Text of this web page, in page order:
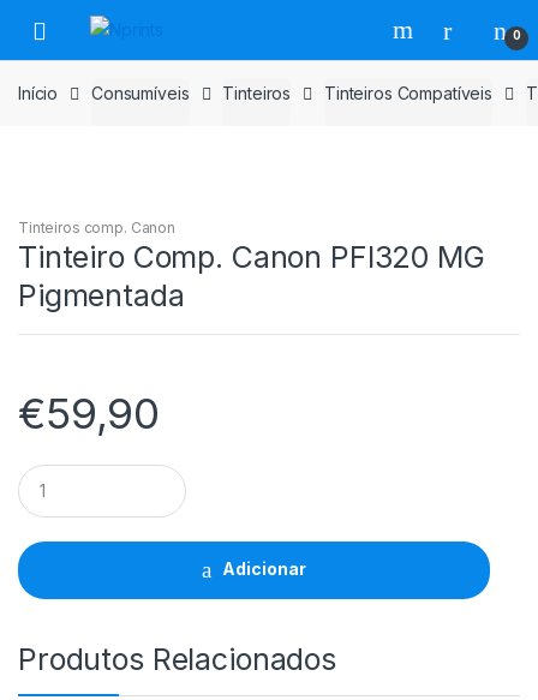
para
navegação
para
o
conteúdo
0
Início Consumíveis Tinteiros Tinteiros Compatíveis
Tinteiros comp. Canon
Tinteiro Comp. Canon PFI320 MG
Pigmentada
€59,90
Tinteiro
Comp.
Canon
PFI320
MG
Pigmentada
quantidade
Adicionar
Produtos Relacionados